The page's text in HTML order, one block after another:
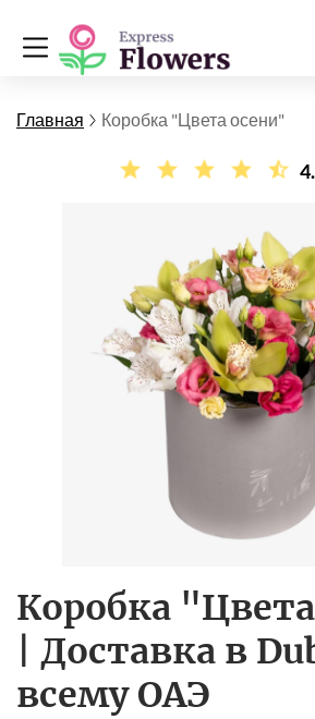
Главная Коробка "Цвета осени"
Коробка
| Доставка в
всему ОАЭ